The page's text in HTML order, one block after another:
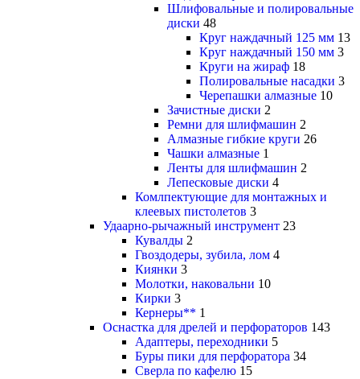
Шлифовальные и полировальные
диски 48
Круг наждачный 125 мм 13
Круг наждачный 150 мм 3
Круги на жираф 18
Полировальные насадки 3
Черепашки алмазные 10
Зачистные диски 2
Ремни для шлифмашин 2
Алмазные гибкие круги 26
Чашки алмазные 1
Ленты для шлифмашин 2
Лепесковые диски 4
Комлпектующие для монтажных и
клеевых пистолетов 3
Удаарно-рычажный инструмент 23
Кувалды 2
Гвоздодеры, зубила, лом 4
Киянки 3
Молотки, наковальни 10
Кирки 3
Кернеры** 1
Оснастка для дрелей и перфораторов 143
Адаптеры, переходники 5
Буры пики для перфоратора 34
Сверла по кафелю 15